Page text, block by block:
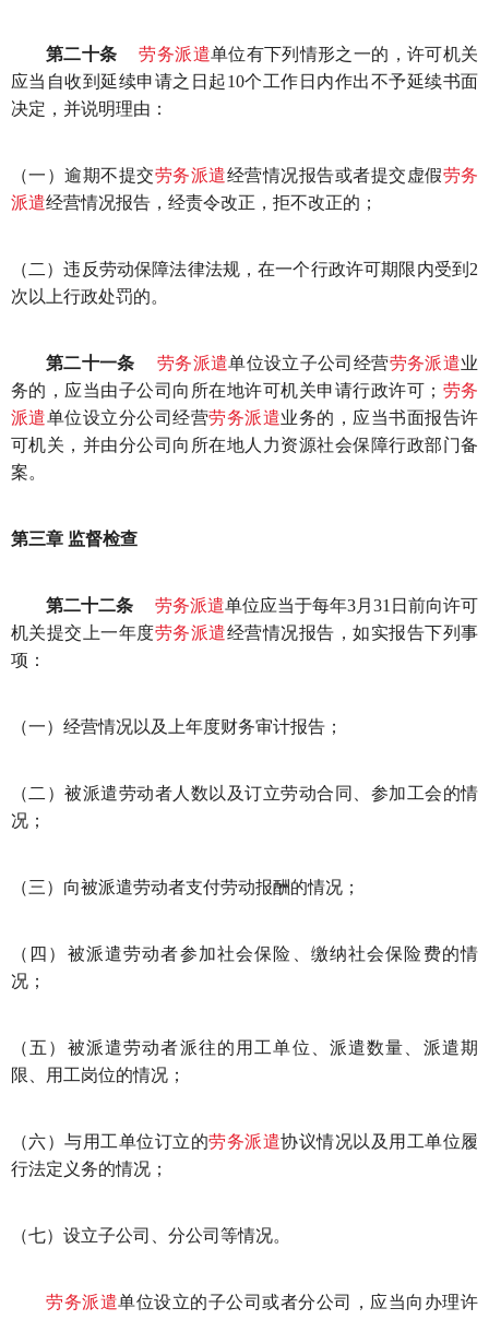
第二十条 劳务派遣单位有下列情形之一的，许可机关
应当自收到延续申请之日起10个工作日内作出不予延续书面
决定，并说明理由：
（一）逾期不提交劳务派遣经营情况报告或者提交虚假劳务
派遣经营情况报告，经责令改正，拒不改正的；
（二）违反劳动保障法律法规，在一个行政许可期限内受到2
次以上行政处罚的。
第二十一条 劳务派遣单位设立子公司经营劳务派遣业
务的，应当由子公司向所在地许可机关申请行政许可； 劳务
派遣单位设立分公司经营劳务派遣业务的，应当书面报告许
可机关，并由分公司向所在地人力资源社会保障行政部门备
案。
第三章 监督检查
第二十二条 劳务派遣单位应当于每年3月31日前向许可
机关提交上一年度劳务派遣经营情况报告，如实报告下列事
项：
（一）经营情况以及上年度财务审计报告；
（二）被派遣劳动者人数以及订立劳动合同、参加工会的情
况；
（三）向被派遣劳动者支付劳动报酬的情况；
（四）被派遣劳动者参加社会保险、缴纳社会保险费的情
况；
（五）被派遣劳动者派往的用工单位、派遣数量、派遣期
限、用工岗位的情况；
（六）与用工单位订立的劳务派遣协议情况以及用工单位履
行法定义务的情况；
（七）设立子公司、分公司等情况。
劳务派遣单位设立的子公司或者分公司，应当向办理许